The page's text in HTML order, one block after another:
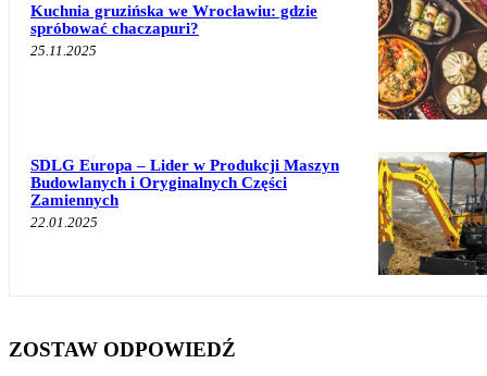
Kuchnia gruzińska we Wrocławiu: gdzie
spróbować chaczapuri?
25.11.2025
SDLG Europa – Lider w Produkcji Maszyn
Budowlanych i Oryginalnych Części
Zamiennych
22.01.2025
ZOSTAW ODPOWIEDŹ